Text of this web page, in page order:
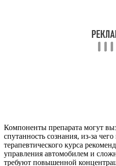
Компоненты препарата могут
спутанность сознания, из-за
терапевтического курса
управления автомобилем и
требуют повышенной